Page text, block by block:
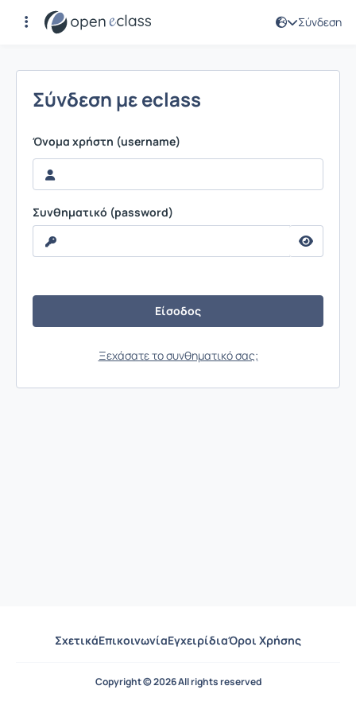
Σύνδεση
Σύνδεση
Σύνδεση με eclass
Όνομα χρήστη (username)
Συνθηματικό (password)
Ξεχάσατε το συνθηματικό σας;
ΣχετικάΕπικοινωνίαΕγχειρίδιαΌροι Χρήσης
Copyright © 2026 All rights reserved